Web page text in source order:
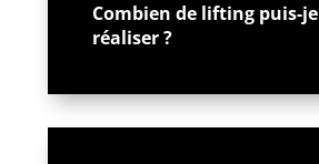
Combien de lifting puis-je
réaliser ?